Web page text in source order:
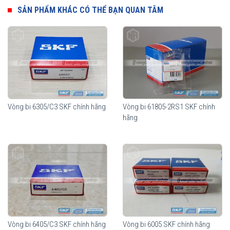
nhằm đáp ứng tối đa công năng sử dụng cũng như giảm thiểu chi
phí cho từng nhu cầu sử dụng của thiết bị.
Vòng bi SKF 61905
Vòng bi SKF 61905 có sẵn mỡ bôi trơn bên trong và sử dụng 2 nắp
chắn mỡ (2RS1), thích hợp sử dụng trong môi trường bụi bẩn
SẢN PHẨM KHÁC CÓ THỂ BẠN QUAN TÂM
Vòng bi 6305/C3 SKF chính hãng
Vòng bi 61805-2RS1 SKF chính
hãng
Vòng bi 6405/C3 SKF chính hãng Vòng bi 6005 SKF chính hãng